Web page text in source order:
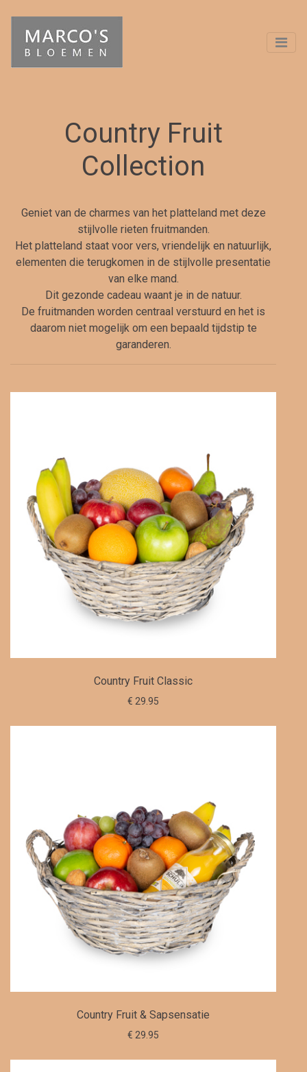
Country Fruit
Collection
Geniet van de charmes van het platteland met deze
stijlvolle rieten fruitmanden.
Het platteland staat voor vers, vriendelijk en natuurlijk,
elementen die terugkomen in de stijlvolle presentatie
van elke mand.
Dit gezonde cadeau waant je in de natuur.
De fruitmanden worden centraal verstuurd en het is
daarom niet mogelijk om een bepaald tijdstip te
garanderen.
Country Fruit Classic
€ 29.95
Country Fruit & Sapsensatie
€ 29.95